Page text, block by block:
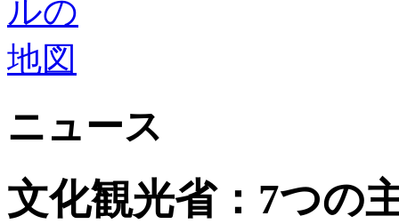
ニュース
文化観光省：7つの